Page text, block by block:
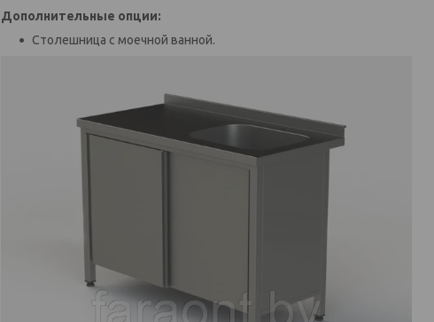
Дополнительные опции:
Столешница с моечной ванной.